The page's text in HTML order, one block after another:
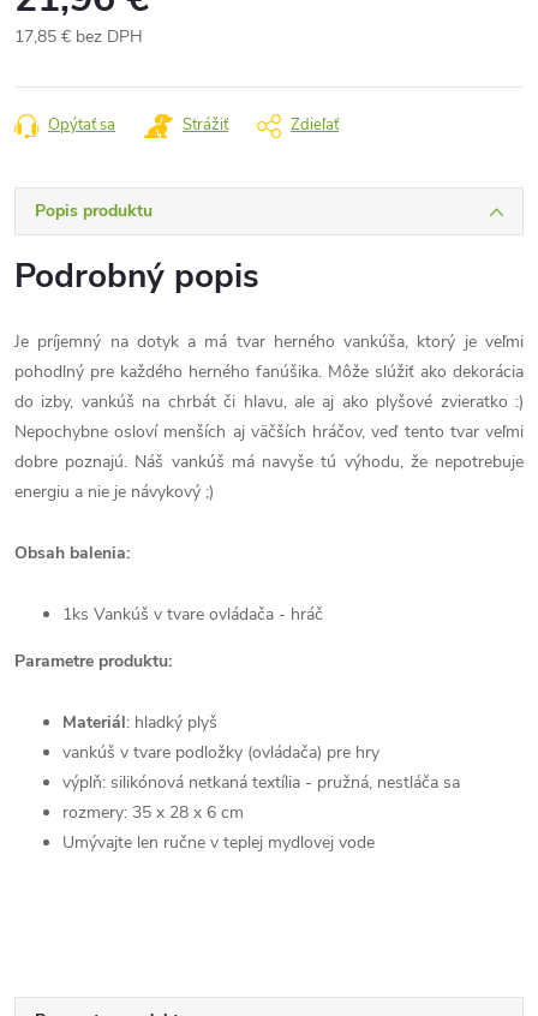
17,85 € bez DPH
cena:
Opýtať sa Strážiť Zdieľať
Popis produktu
Podrobný popis
Je príjemný na dotyk a má tvar herného vankúša, ktorý je veľmi
pohodlný pre každého herného fanúšika. Môže slúžiť ako dekorácia
do izby, vankúš na chrbát či hlavu, ale aj ako plyšové zvieratko :)
Nepochybne osloví menších aj väčších hráčov, veď tento tvar veľmi
dobre poznajú. Náš vankúš má navyše tú výhodu, že nepotrebuje
energiu a nie je návykový ;)
Obsah balenia:
1ks Vankúš v tvare ovládača - hráč
Parametre produktu:
Materiál: hladký plyš
vankúš v tvare podložky (ovládača) pre hry
výplň: silikónová netkaná textília - pružná, nestláča sa
rozmery: 35 x 28 x 6 cm
Umývajte len ručne v teplej mydlovej vode